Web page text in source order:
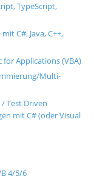
TypeScript,
C#, Java, C++,
Applications (VBA)
Multi-
Test Driven
mit C# (oder Visual
4/5/6